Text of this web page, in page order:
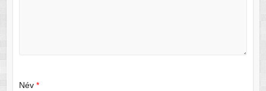
Név *